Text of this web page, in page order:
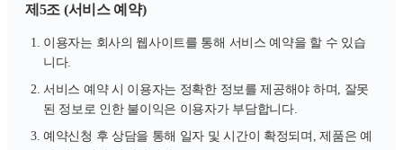
제5조 (서비스 예약)
이용자는 회사의 웹사이트를 통해 서비스 예약을 할 수 있습
니다.
서비스 예약 시 이용자는 정확한 정보를 제공해야 하며, 잘못
된 정보로 인한 불이익은 이용자가 부담합니다.
예약신청 후 상담을 통해 일자 및 시간이 확정되며, 제품은 예